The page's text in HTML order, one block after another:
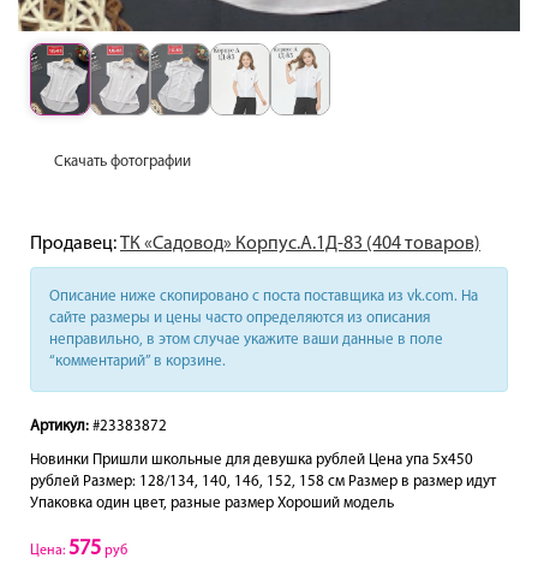
Скачать фотографии
Продавец:ТК «Садовод» Корпус.А.1Д-83 (404 товаров)
Описание ниже скопировано с поста поставщика из vk.com. На
сайте размеры и цены часто определяются из описания
неправильно, в этом случае укажите ваши данные в поле
“комментарий” в корзине.
Артикул: #23383872
Новинки Пришли школьные для девушка рублей Цена упа 5х450
рублей Размер: 128/134, 140, 146, 152, 158 см Размер в размер идут
Упаковка один цвет, разные размер Хороший модель
Цена: 575 руб